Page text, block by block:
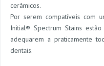
cerâmicos.
Por serem compatíveis com
Initial® Spectrum Stains
adequarem a praticamente
dentais.